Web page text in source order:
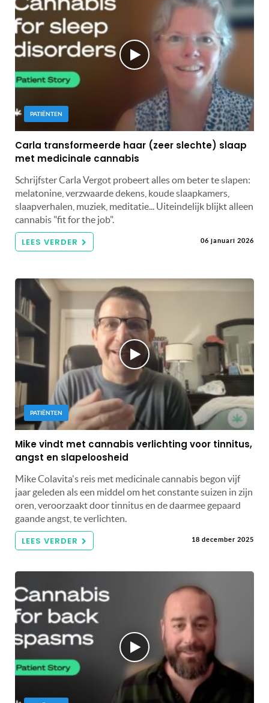
PATIËNTEN
Carla transformeerde haar (zeer slechte) slaap
met medicinale cannabis
Schrijfster Carla Vergot probeert alles om beter te slapen:
melatonine, verzwaarde dekens, koude slaapkamers,
slaapverhalen, muziek, meditatie... Uiteindelijk blijkt alleen
cannabis "fit for the job".
LEES VERDER 06 januari 2026
PATIËNTEN
Mike vindt met cannabis verlichting voor tinnitus,
angst en slapeloosheid
Mike Colavita's reis met medicinale cannabis begon vijf
jaar geleden als een middel om het constante suizen in zijn
oren, veroorzaakt door tinnitus en de daarmee gepaard
gaande angst, te verlichten.
LEES VERDER 18 december 2025